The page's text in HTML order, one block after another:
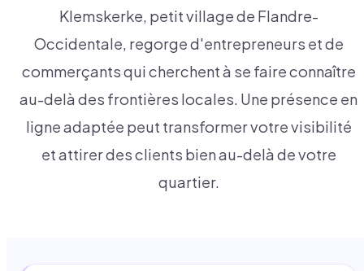
Klemskerke, petit village de Flandre-
Occidentale, regorge d'entrepreneurs et de
commerçants qui cherchent à se faire connaître
au-delà des frontières locales. Une présence en
ligne adaptée peut transformer votre visibilité
et attirer des clients bien au-delà de votre
quartier.